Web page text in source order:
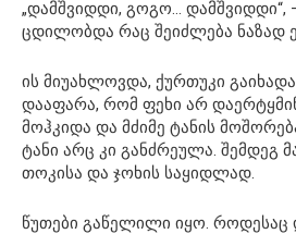
„დამშვიდდი, გოგო… დამშვიდდი“,
ცდილობდა რაც შეიძლება ნაზად
ის მიუახლოვდა, ქურთუკი
დააფარა, რომ ფეხი არ
მოჰკიდა და მძიმე ტანის
ტანი არც კი განძრეულა. შემდეგ
თოკისა და ჯოხის საყიდლად.
წუთები გაწელილი იყო. როდესაც